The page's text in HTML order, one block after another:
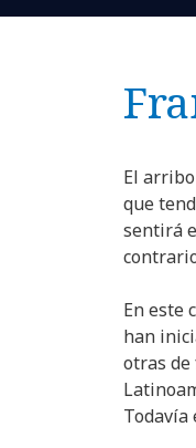
El
que
sentirá
En este
han
otras de
Todavía